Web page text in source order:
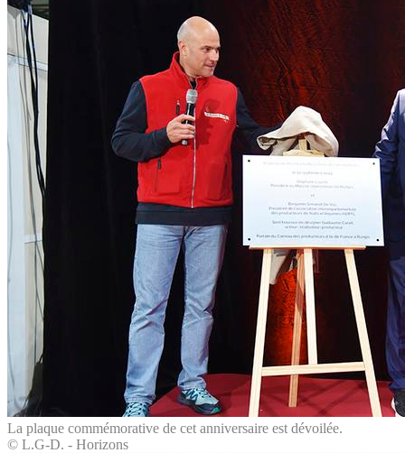
La plaque commémorative de cet anniversaire est dévoilée.
© L.G-D. - Horizons